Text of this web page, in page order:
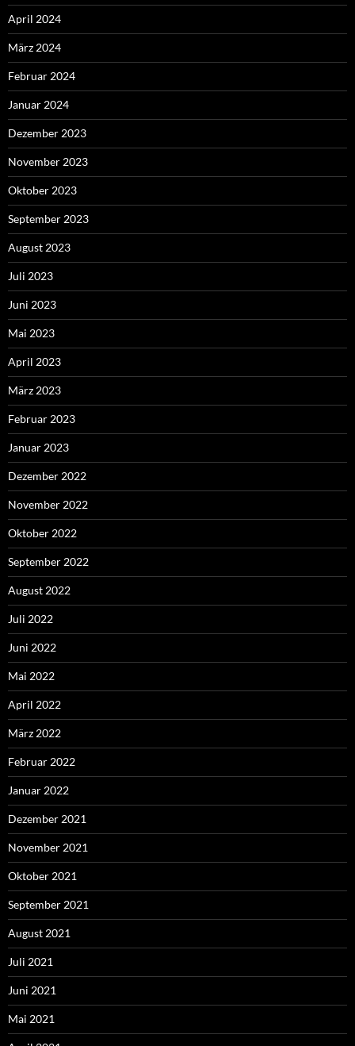
April 2024
März 2024
Februar 2024
Januar 2024
Dezember 2023
November 2023
Oktober 2023
September 2023
August 2023
Juli 2023
Juni 2023
Mai 2023
April 2023
März 2023
Februar 2023
Januar 2023
Dezember 2022
November 2022
Oktober 2022
September 2022
August 2022
Juli 2022
Juni 2022
Mai 2022
April 2022
März 2022
Februar 2022
Januar 2022
Dezember 2021
November 2021
Oktober 2021
September 2021
August 2021
Juli 2021
Juni 2021
Mai 2021